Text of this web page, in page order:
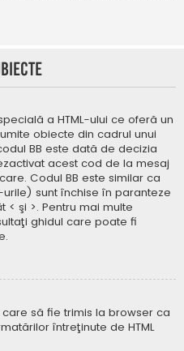
a HTML-ului ce oferă un
obiecte din cadrul unui
BB este dată de decizia
acest cod de la mesaj
Codul BB este similar ca
sunt închise în paranteze
şi >. Pentru mai multe
ghidul care poate fi
care să fie trimis la browser ca
întreţinute de HTML